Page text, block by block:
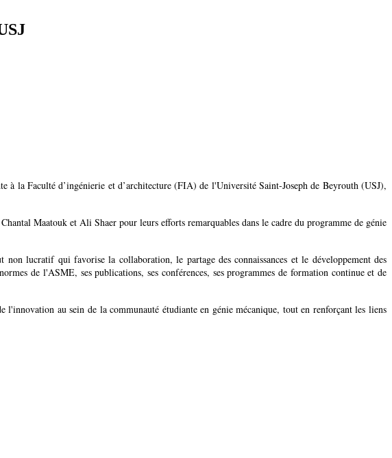
la Faculté d’ingénierie et d’architecture (FIA) de l'Université Saint-Joseph de Beyrouth (USJ),
Maatouk et Ali Shaer pour leurs efforts remarquables dans le cadre du programme de génie
lucratif qui favorise la collaboration, le partage des connaissances et le développement des
de l'ASME, ses publications, ses conférences, ses programmes de formation continue et de
au sein de la communauté étudiante en génie mécanique, tout en renforçant les liens